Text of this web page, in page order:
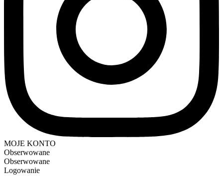
MOJE KONTO
Obserwowane
Obserwowane
Logowanie